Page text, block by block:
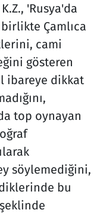
'Rusya'da
birlikte Çamlıca
cami
gösteren
ibareye dikkat
top oynayan
söylemediğini,
bu